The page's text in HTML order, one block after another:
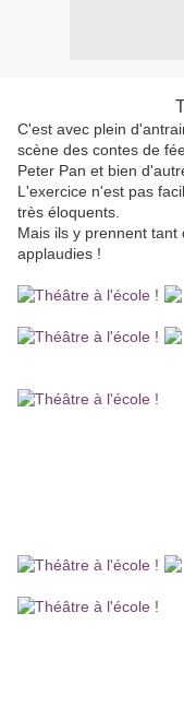
C'est avec plein
scène des contes de
Peter Pan et bien
L'exercice n'est pas
très éloquents.
Mais ils y prennent
applaudies !